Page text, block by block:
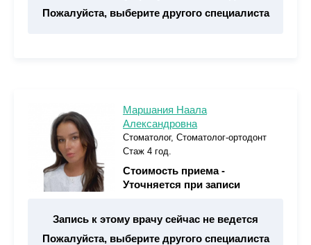
Пожалуйста, выберите другого специалиста
Маршания Наала
Александровна
Стоматолог, Стоматолог-ортодонт
Стаж 4 год.
Стоимость приема -
Уточняется при записи
Запись к этому врачу сейчас не ведется
Пожалуйста, выберите другого специалиста